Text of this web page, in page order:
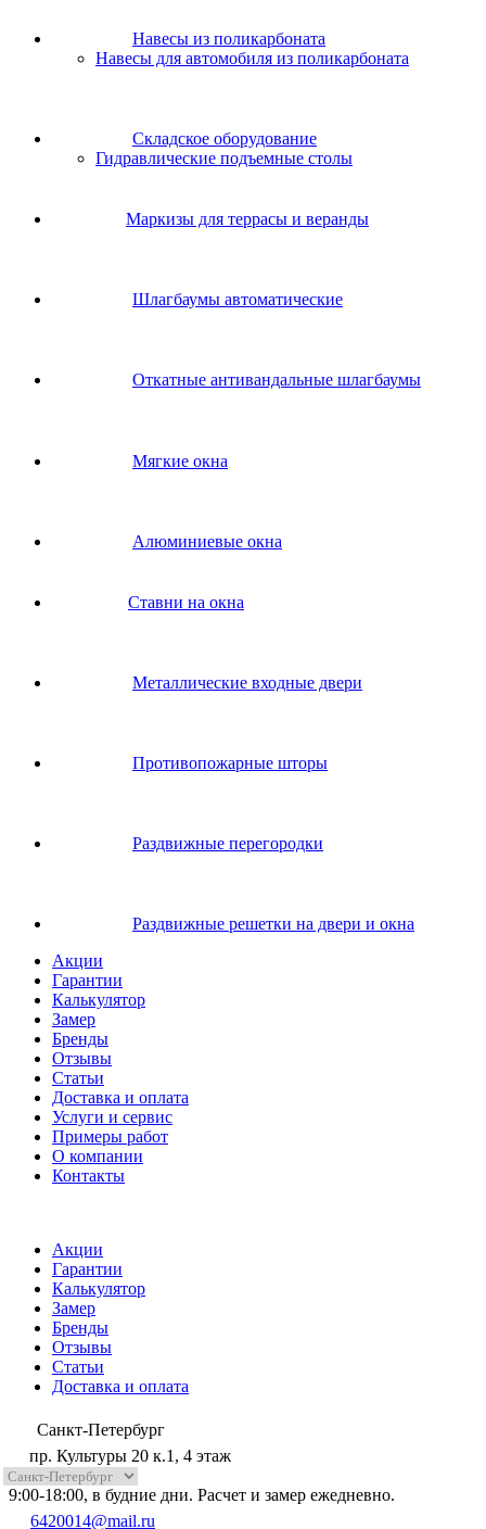
Навесы из поликарбоната
Навесы для автомобиля из поликарбоната
Складское оборудование
Гидравлические подъемные столы
Маркизы для террасы и веранды
Шлагбаумы автоматические
Откатные антивандальные шлагбаумы
Мягкие окна
Алюминиевые окна
Ставни на окна
Металлические входные двери
Противопожарные шторы
Раздвижные перегородки
Раздвижные решетки на двери и окна
Акции
Гарантии
Калькулятор
Замер
Бренды
Отзывы
Статьи
Доставка и оплата
Услуги и сервис
Примеры работ
О компании
Контакты
Акции
Гарантии
Калькулятор
Замер
Бренды
Отзывы
Статьи
Доставка и оплата
Санкт-Петербург
пр. Культуры 20 к.1, 4 этаж
9:00-18:00, в будние дни. Расчет и замер ежедневно.
6420014@mail.ru